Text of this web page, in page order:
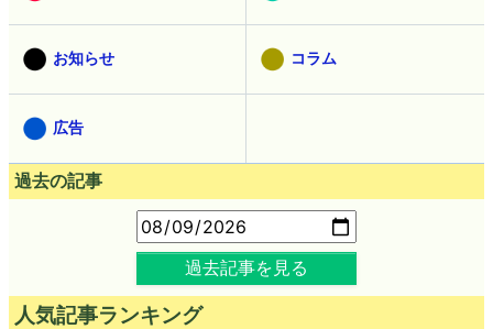
お知らせ コラム
広告
過去の記事
過去記事を見る
人気記事ランキング